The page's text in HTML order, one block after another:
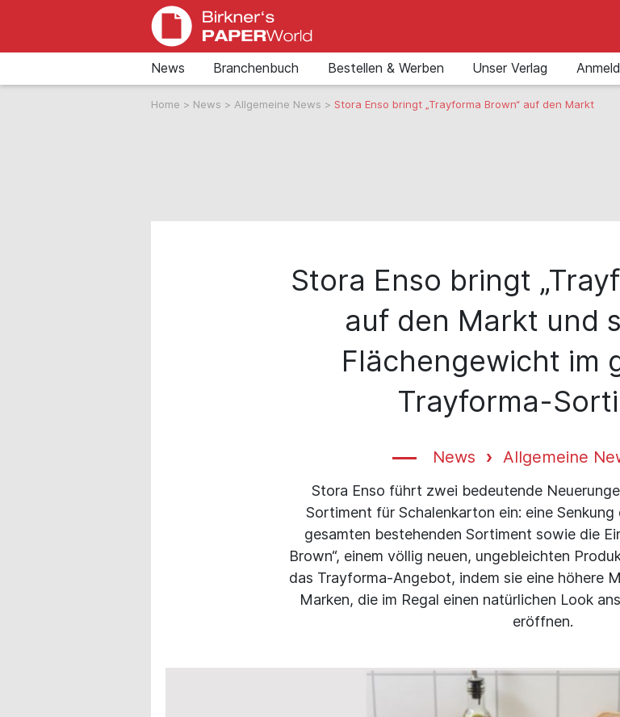
News Branchenbuch Bestellen & Werben Unser Verlag
Home > News > Allgemeine News > Stora Enso bringt „Trayforma Brown“ auf den Markt
Stora Enso bringt
auf den Markt und
Flächengewicht im
Trayforma-
News Allgemeine
Stora Enso führt zwei bedeutende
Sortiment für Schalenkarton ein: eine
gesamten bestehenden Sortiment sowie die
Brown“, einem völlig neuen, ungebleichten
das Trayforma-Angebot, indem sie eine höhere
Marken, die im Regal einen natürlichen Look
eröffnen.